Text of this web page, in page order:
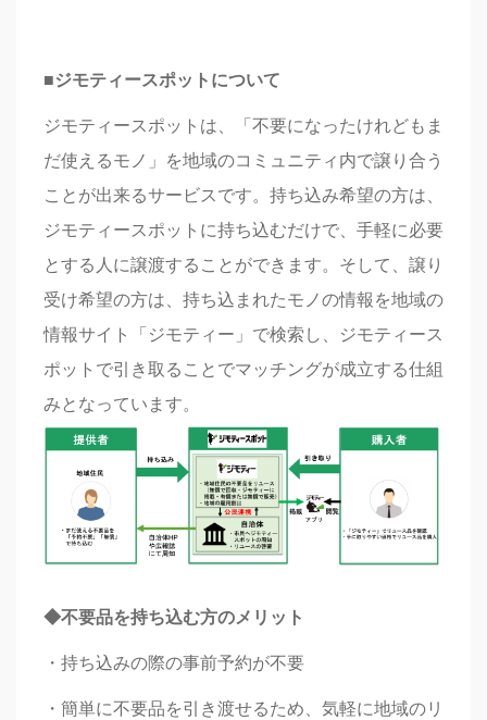
■ジモティースポットについて
ジモティースポットは、「不要になったけれどもま
だ使えるモノ」を地域のコミュニティ内で譲り合う
ことが出来るサービスです。持ち込み希望の方は、
ジモティースポットに持ち込むだけで、手軽に必要
とする人に譲渡することができます。そして、譲り
受け希望の方は、持ち込まれたモノの情報を地域の
情報サイト「ジモティー」で検索し、ジモティース
ポットで引き取ることでマッチングが成立する仕組
みとなっています。
◆不要品を持ち込む方のメリット
・持ち込みの際の事前予約が不要
・簡単に不要品を引き渡せるため、気軽に地域のリ